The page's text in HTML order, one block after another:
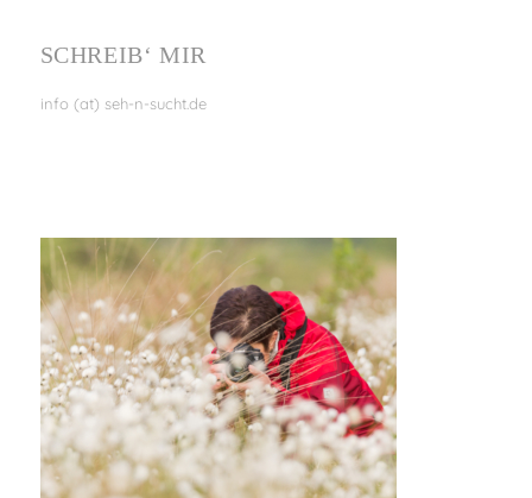
SCHREIB‘ MIR
info (at) seh-n-sucht.de